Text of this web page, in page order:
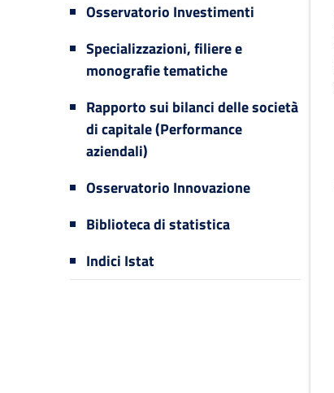
Osservatorio Investimenti
Specializzazioni, filiere e
monografie tematiche
Rapporto sui bilanci delle società
di capitale (Performance
aziendali)
Osservatorio Innovazione
Biblioteca di statistica
Indici Istat